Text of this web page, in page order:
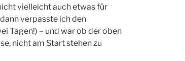
vielleicht auch etwas für
verpasste ich den
Tagen!) – und war ob der oben
nicht am Start stehen zu